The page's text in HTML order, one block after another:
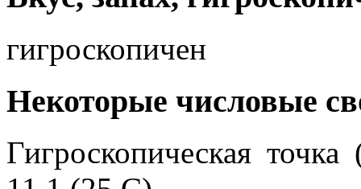
гигроскопичен
Некоторые числовые
Гигроскопическая